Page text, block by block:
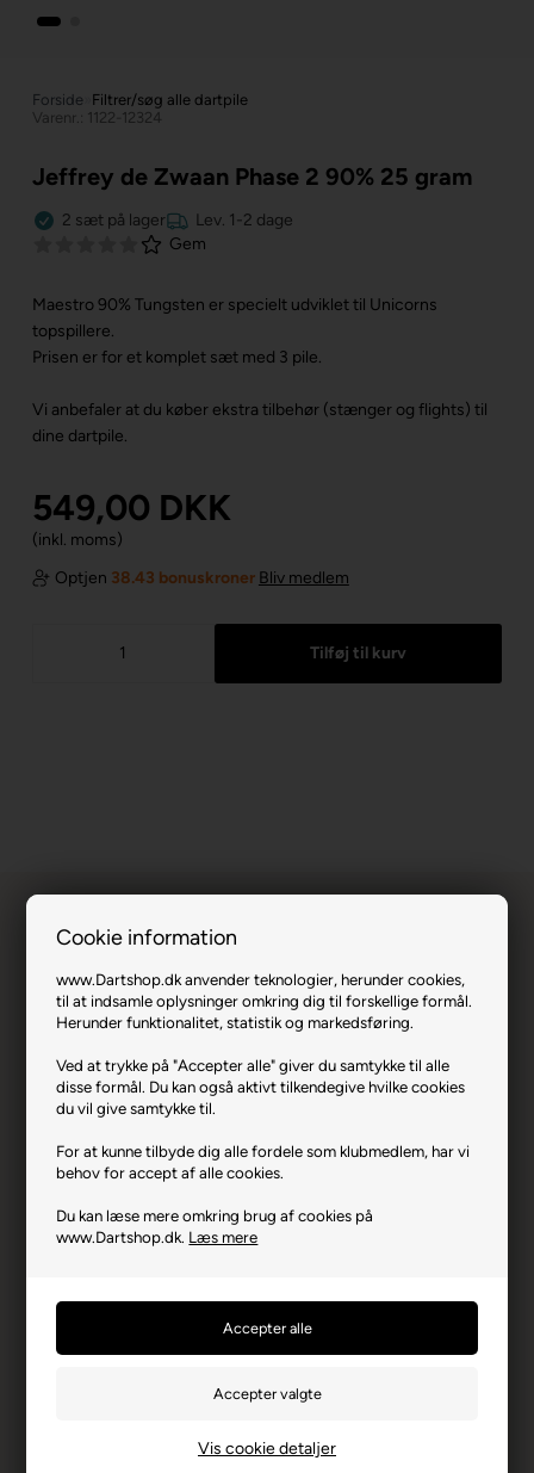
Cookie information
www.Dartshop.dk anvender teknologier, herunder cookies,
til at indsamle oplysninger omkring dig til forskellige formål.
Herunder funktionalitet, statistik og markedsføring.
Ved at trykke på "Accepter alle" giver du samtykke til alle
disse formål. Du kan også aktivt tilkendegive hvilke cookies
du vil give samtykke til.
For at kunne tilbyde dig alle fordele som klubmedlem, har vi
behov for accept af alle cookies.
Du kan læse mere omkring brug af cookies på
www.Dartshop.dk. Læs mere
Vis cookie detaljer
Forside Filtrer/søg alle dartpile
Varenr.: 1122-12324
Jeffrey de Zwaan Phase 2 90% 25 gram
2 sæt på lager
Lev. 1-2 dage
Gem
Maestro 90% Tungsten er specielt udviklet til Unicorns
topspillere.
Prisen er for et komplet sæt med 3 pile.
Vi anbefaler at du køber ekstra tilbehør (stænger og flights) til
dine dartpile.
549,00 DKK
(inkl. moms)
Optjen 38.43 bonuskroner Bliv medlem
Varenr.: 1122-12324
Producent
Vægt
25
Længde i mm
Gripper 4 & JDZ Flights
Crockham Hill, GB-TN86UP